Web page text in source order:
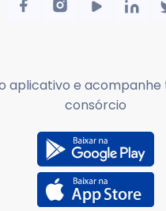
aplicativo e acompanhe
consórcio